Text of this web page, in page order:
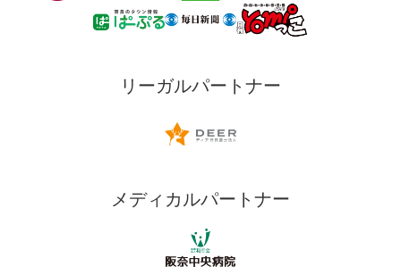
リーガルパートナー
メディカルパートナー